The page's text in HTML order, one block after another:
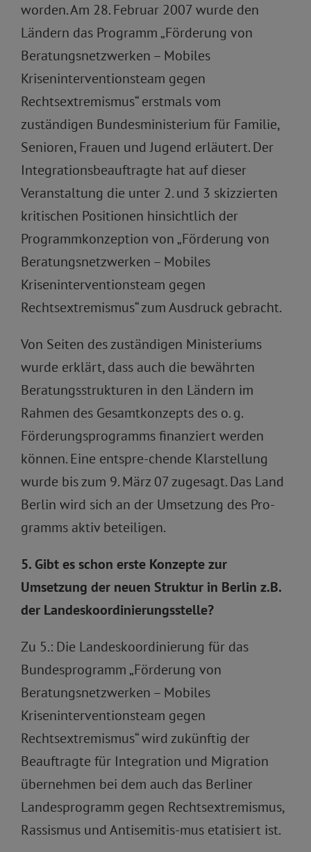
worden. Am 28. Februar 2007 wurde den
Ländern das Programm „Förderung von
Beratungsnetzwerken – Mobiles
Kriseninterventionsteam gegen
Rechtsextremismus“ erstmals vom
zuständigen Bundesministerium für Familie,
Senioren, Frauen und Jugend erläutert. Der
Integrationsbeauftragte hat auf dieser
Veranstaltung die unter 2. und 3 skizzierten
kritischen Positionen hinsichtlich der
Programmkonzeption von „Förderung von
Beratungsnetzwerken – Mobiles
Kriseninterventionsteam gegen
Rechtsextremismus“ zum Ausdruck gebracht.
Von Seiten des zuständigen Ministeriums
wurde erklärt, dass auch die bewährten
Beratungsstrukturen in den Ländern im
Rahmen des Gesamtkonzepts des o. g.
Förderungsprogramms finanziert werden
können. Eine entspre-chende Klarstellung
wurde bis zum 9. März 07 zugesagt. Das Land
Berlin wird sich an der Umsetzung des Pro-
gramms aktiv beteiligen.
5. Gibt es schon erste Konzepte zur
Umsetzung der neuen Struktur in Berlin z.B.
der Landeskoordinierungsstelle?
Zu 5.: Die Landeskoordinierung für das
Bundesprogramm „Förderung von
Beratungsnetzwerken – Mobiles
Kriseninterventionsteam gegen
Rechtsextremismus“ wird zukünftig der
Beauftragte für Integration und Migration
übernehmen bei dem auch das Berliner
Landesprogramm gegen Rechtsextremismus,
Rassismus und Antisemitis-mus etatisiert ist.